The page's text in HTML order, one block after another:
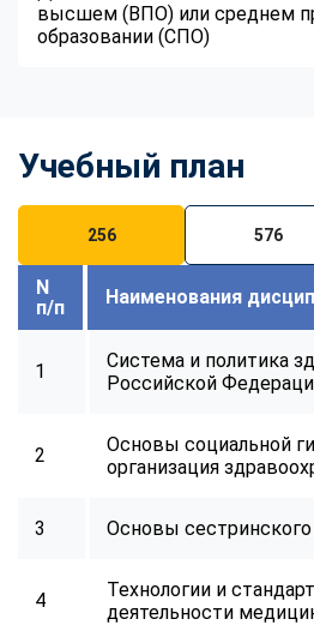
высшем (ВПО) или среднем
образовании (СПО)
Учебный план
256 576
N
п/п
Наименования
1
Система и политика
Российской
2
Основы социальной
организация
3 Основы сестринского
4
Технологии и
деятельности